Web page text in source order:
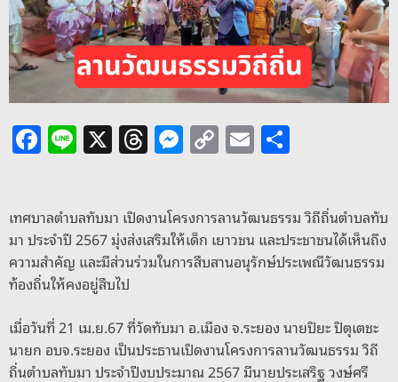
F
a
e
b
o
o
k
Li
n
X T
h
a
d
s
M
e
e
n
g
er
C
o
y
Li
n
E
m
l e
เทศบาลตำบลทับมา เปิดงานโครงการลานวัฒนธรรม วิถีถิ่นตำบลทับ
มา ประจำปี 2567 มุ่งส่งเสริมให้เด็ก เยาวชน และประชาชนได้เห็นถึง
ความสำคัญ และมีส่วนร่วมในการสืบสานอนุรักษ์ประเพณีวัฒนธรรม
ท้องถิ่นให้คงอยู่สืบไป
เมื่อวันที่ 21 เม.ย.67 ที่วัดทับมา อ.เมือง จ.ระยอง นายปิยะ ปิตุเตชะ
นายก อบจ.ระยอง เป็นประธานเปิดงานโครงการลานวัฒนธรรม วิถี
ถิ่นตำบลทับมา ประจำปีงบประมาณ 2567 มีนายประเสริฐ วงษ์ศรี